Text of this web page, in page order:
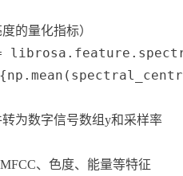
的量化指标）
librosa . feature .
{np .mean (
为数字信号数组y和采样率
、色度、能量等特征